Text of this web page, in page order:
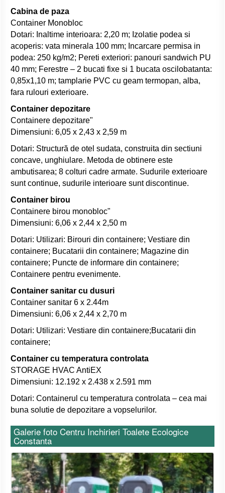
Cabina de paza
Container Monobloc
Dotari: Inaltime interioara: 2,20 m; Izolatie podea si
acoperis: vata minerala 100 mm; Incarcare permisa in
podea: 250 kg/m2; Pereti exteriori: panouri sandwich PU
40 mm; Ferestre – 2 bucati fixe si 1 bucata oscilobatanta:
0,85x1,10 m; tamplarie PVC cu geam termopan, alba,
fara rulouri exterioare.
Container depozitare
Containere depozitare"
Dimensiuni: 6,05 x 2,43 x 2,59 m
Dotari: Structură de otel sudata, construita din sectiuni
concave, unghiulare. Metoda de obtinere este
ambutisarea; 8 colturi cadre armate. Sudurile exterioare
sunt continue, sudurile interioare sunt discontinue.
Container birou
Containere birou monobloc"
Dimensiuni: 6,06 x 2,44 x 2,50 m
Dotari: Utilizari: Birouri din containere; Vestiare din
containere; Bucatarii din containere; Magazine din
containere; Puncte de informare din containere;
Containere pentru evenimente.
Container sanitar cu dusuri
Container sanitar 6 x 2.44m
Dimensiuni: 6,06 x 2,44 x 2,70 m
Dotari: Utilizari: Vestiare din containere;Bucatarii din
containere;
Container cu temperatura controlata
STORAGE HVAC AntiEX
Dimensiuni: 12.192 x 2.438 x 2.591 mm
Dotari: Containerul cu temperatura controlata – cea mai
buna solutie de depozitare a vopselurilor.
Galerie foto Centru Inchirieri Toalete Ecologice
Constanta